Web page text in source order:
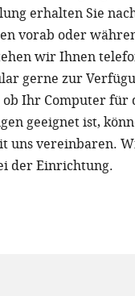
erhalten Sie
vorab oder
wir Ihnen
gerne zur
ob Ihr Computer für
geeignet ist,
uns vereinbaren.
der Einrichtung.